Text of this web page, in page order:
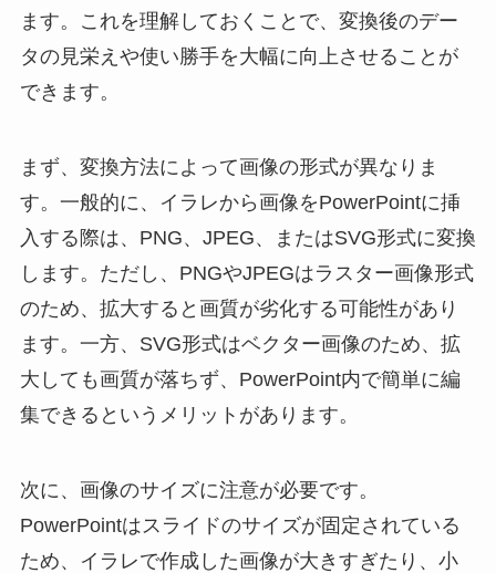
ます。これを理解しておくことで、変換後のデー
タの見栄えや使い勝手を大幅に向上させることが
できます。
まず、変換方法によって画像の形式が異なりま
す。一般的に、イラレから画像をPowerPointに挿
入する際は、PNG、JPEG、またはSVG形式に変換
します。ただし、PNGやJPEGはラスター画像形式
のため、拡大すると画質が劣化する可能性があり
ます。一方、SVG形式はベクター画像のため、拡
大しても画質が落ちず、PowerPoint内で簡単に編
集できるというメリットがあります。
次に、画像のサイズに注意が必要です。
PowerPointはスライドのサイズが固定されている
ため、イラレで作成した画像が大きすぎたり、小